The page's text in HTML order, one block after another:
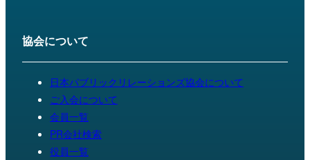
協会について
日本パブリックリレーションズ協会について
ご入会について
会員一覧
PR会社検索
役員一覧